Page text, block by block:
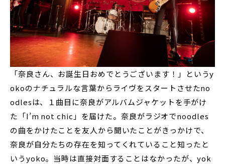
「奈良さん、お誕生日おめでとうございます！」というy
okoのナチュラルな言葉からライヴをスタートさせたno
odlesは、１曲目に奈良がアルバムジャケットを手がけ
た「I’m not chic」を届けた。奈良がラジオでnoodles
の曲をかけたことを友人から聞いたことがきっかけで、
奈良が自分たちの存在を知ってくれていること知ったと
いうyoko。当時は直接対面することはなかったが、yok